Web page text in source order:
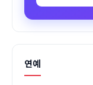
연예